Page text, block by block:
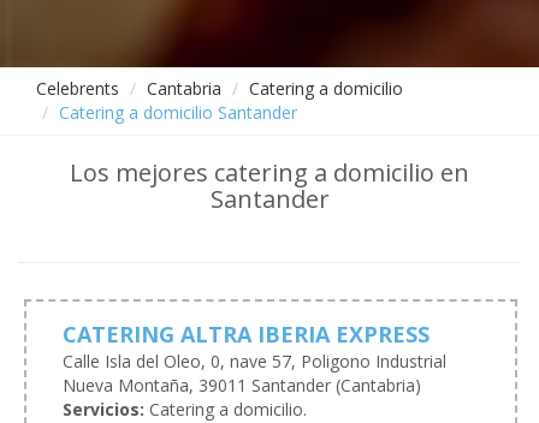
Celebrents Cantabria
Catering a domicilio
Catering a domicilio Santander
Los mejores catering a domicilio en
Santander
CATERING ALTRA IBERIA EXPRESS
Calle Isla del Oleo, 0, nave 57, Poligono Industrial
Nueva Montaña, 39011 Santander (Cantabria)
Servicios: Catering a domicilio.